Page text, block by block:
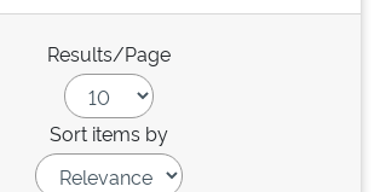
Results/Page
Sort items by